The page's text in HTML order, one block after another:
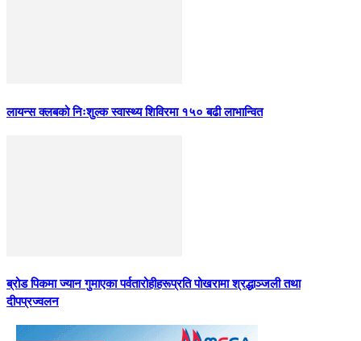
लायन्स क्लबको निःशुल्क स्वास्थ्य शिविरमा १५० बढी लाभान्वित
ब्रोड पिकमा ज्यान गुमाएका पर्वतारोहीहरूप्रति पोखरामा श्रद्धाञ्जली तथा
दीपप्रज्वलन